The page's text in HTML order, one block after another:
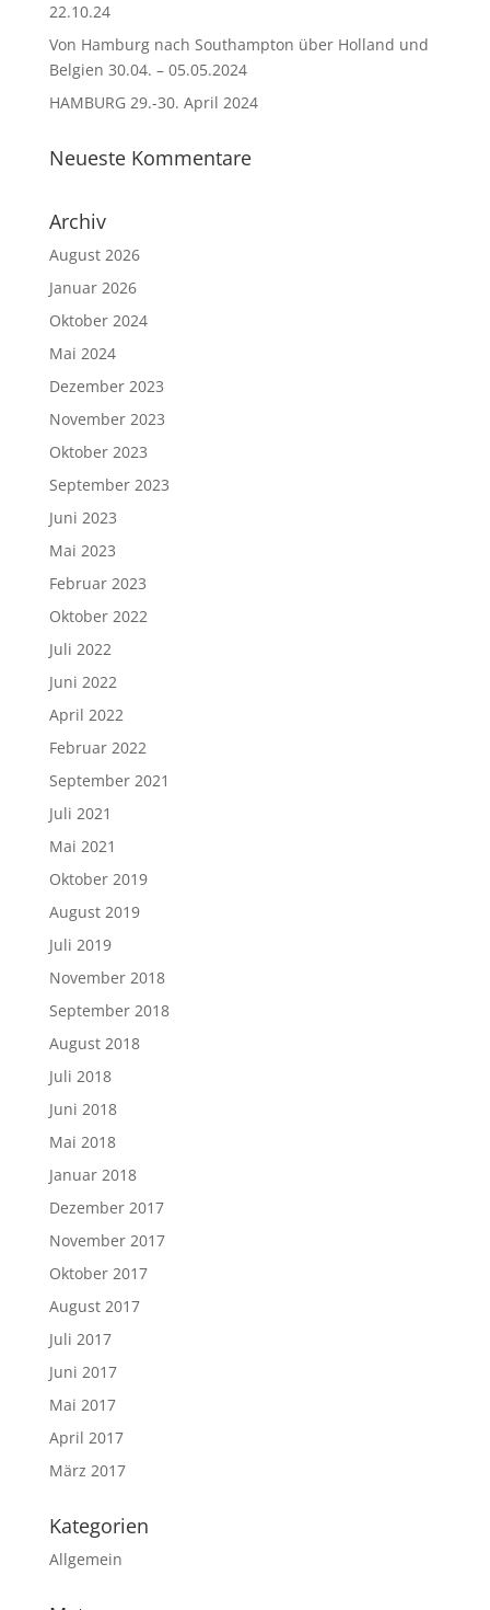
22.10.24
Von Hamburg nach Southampton über Holland und
Belgien 30.04. – 05.05.2024
HAMBURG 29.-30. April 2024
Neueste Kommentare
Archiv
August 2026
Januar 2026
Oktober 2024
Mai 2024
Dezember 2023
November 2023
Oktober 2023
September 2023
Juni 2023
Mai 2023
Februar 2023
Oktober 2022
Juli 2022
Juni 2022
April 2022
Februar 2022
September 2021
Juli 2021
Mai 2021
Oktober 2019
August 2019
Juli 2019
November 2018
September 2018
August 2018
Juli 2018
Juni 2018
Mai 2018
Januar 2018
Dezember 2017
November 2017
Oktober 2017
August 2017
Juli 2017
Juni 2017
Mai 2017
April 2017
März 2017
Kategorien
Allgemein